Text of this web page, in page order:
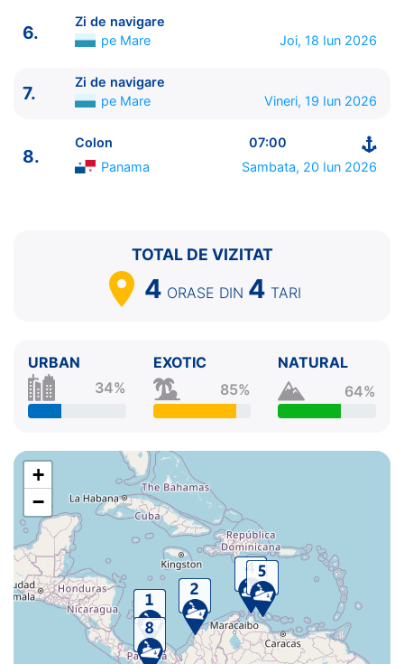
----------------------------------------
1. Colon Panama ⚓ - 16:00
Zi de navigare pe Mare
4.
Oranjestad Aruba
08:00 - 23:00
6.
Zi de navigare
0:00 - 0:00
7. Zi de navigare pe Mare
0:00 - 0:00
6.
Zi de navigare
pe Mare
Joi, 18 Iun 2026
7.
Zi de navigare
pe Mare
Vineri, 19 Iun 2026
8.
Colon
07:00
Panama
Sambata, 20 Iun 2026
TOTAL DE VIZITAT
4 ORASE DIN 4 TARI
URBAN
34%
EXOTIC
85%
NATURAL
64%
+
−